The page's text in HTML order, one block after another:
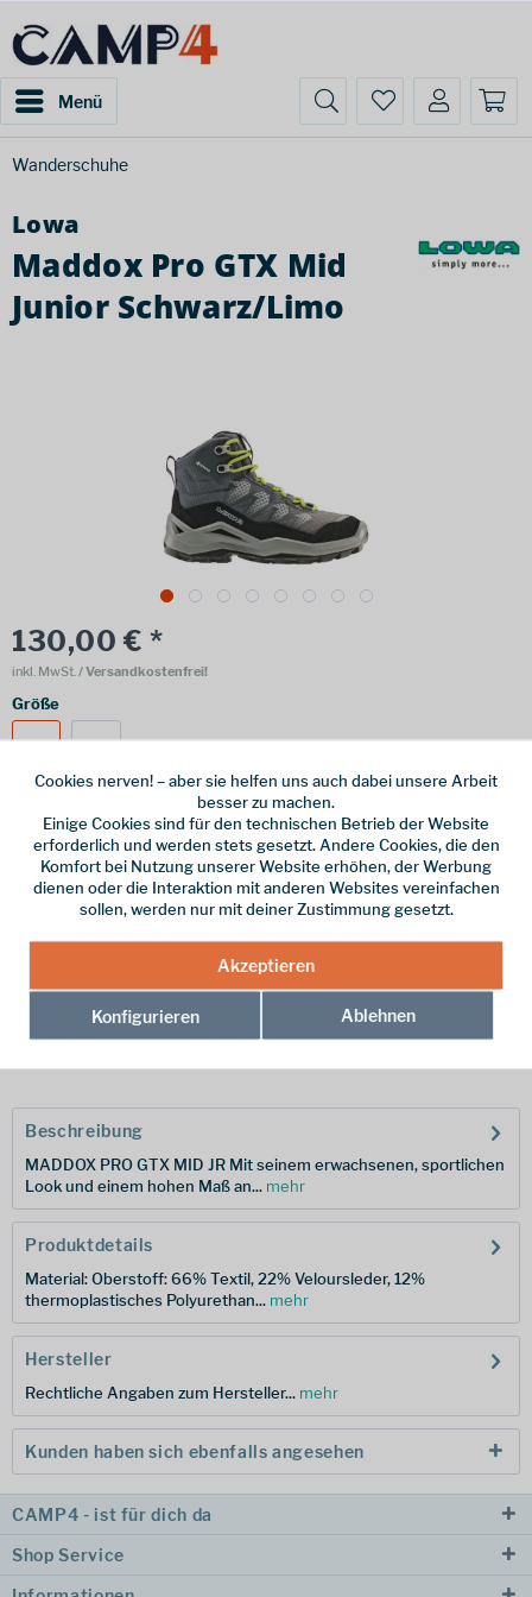
Menü
Wanderschuhe
Lowa
Maddox Pro GTX Mid
Junior Schwarz/Limo
130,00 € *
inkl. MwSt./ Versandkostenfrei!
Größe
Online bestellen Ladenabholung
vorrätig | Lieferzeit 1-3 Werktage
In denWarenkorb
Beschreibung
MADDOX PRO GTX MID JR Mit seinem erwachsenen, sportlichen
Look und einem hohen Maß an... mehr
Produktdetails
Material: Oberstoff: 66% Textil, 22% Veloursleder, 12%
thermoplastisches Polyurethan... mehr
Hersteller
Rechtliche Angaben zum Hersteller... mehr
Kunden haben sich ebenfalls angesehen
CAMP4 - ist für dich da
Shop Service
Cookies nerven! – aber sie helfen uns auch dabei unsere Arbeit
besser zu machen.
Einige Cookies sind für den technischen Betrieb der Website
erforderlich und werden stets gesetzt. Andere Cookies, die den
Komfort bei Nutzung unserer Website erhöhen, der Werbung
dienen oder die Interaktion mit anderen Websites vereinfachen
sollen, werden nur mit deiner Zustimmung gesetzt.
Akzeptieren
Konfigurieren Ablehnen